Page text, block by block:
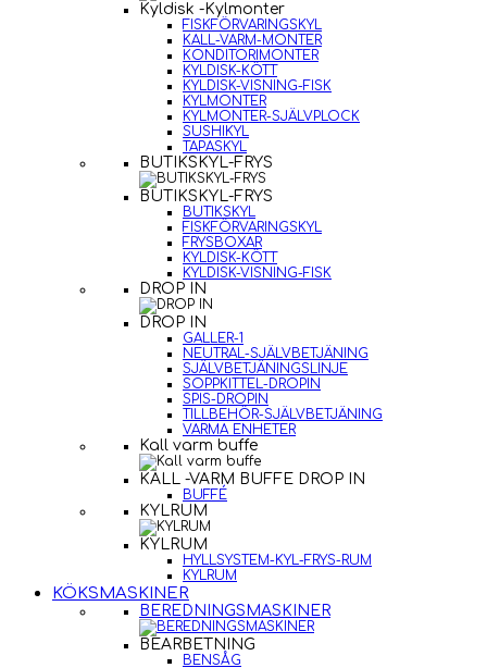
Kyldisk -Kylmonter
FISKFÖRVARINGSKYL
KALL-VARM-MONTER
KONDITORIMONTER
KYLDISK-KÖTT
KYLDISK-VISNING-FISK
KYLMONTER
KYLMONTER-SJÄLVPLOCK
SUSHIKYL
TAPASKYL
BUTIKSKYL-FRYS
BUTIKSKYL-FRYS
BUTIKSKYL
FISKFÖRVARINGSKYL
FRYSBOXAR
KYLDISK-KÖTT
KYLDISK-VISNING-FISK
DROP IN
DROP IN
GALLER-1
NEUTRAL-SJÄLVBETJÄNING
SJÄLVBETJÄNINGSLINJE
SOPPKITTEL-DROPIN
SPIS-DROPIN
TILLBEHÖR-SJÄLVBETJÄNING
VARMA ENHETER
Kall varm buffe
KALL -VARM BUFFE DROP IN
BUFFÉ
KYLRUM
KYLRUM
HYLLSYSTEM-KYL-FRYS-RUM
KYLRUM
KÖKSMASKINER
BEREDNINGSMASKINER
BEARBETNING
BENSÅG